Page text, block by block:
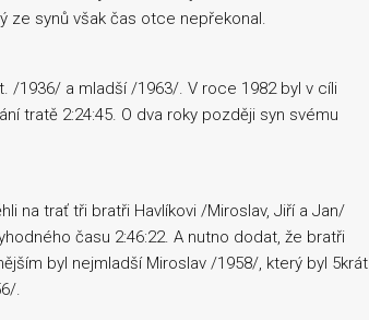
ze synů však čas otce nepřekonal.
/1936/ a mladší /1963/. V roce 1982 byl v cíli
tratě 2:24:45. O dva roky později syn svému
na trať tři bratři Havlíkovi /Miroslav, Jiří a Jan/
času 2:46:22. A nutno dodat, že bratři
byl nejmladší Miroslav /1958/, který byl 5krát
.